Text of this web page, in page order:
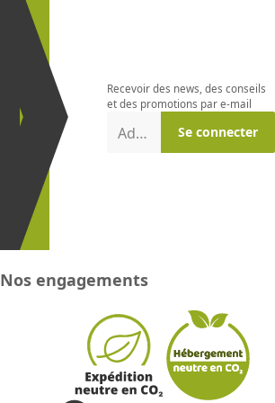
newsletter
et être le
premier à
recevoir les
Recevoir des news, des conseils
et des promotions par e-mail
Adresse e-mail Se connecter
Nos engagements